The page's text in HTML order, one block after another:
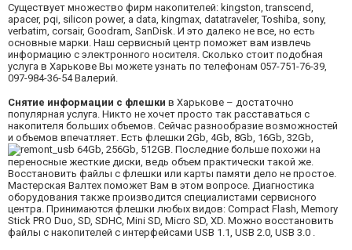
Существует множество фирм накопителей: kingston, transcend,
apacer, pqi, silicon power, a data, kingmax, datatraveler, Toshiba, sony,
verbatim, corsair, Goodram, SanDisk. И это далеко не все, но есть
основные марки. Наш сервисный центр поможет вам извлечь
информацию с электронного носителя. Сколько стоит подобная
услуга в Харькове Вы можете узнать по телефонам 057-751-76-39,
097-984-36-54 Валерий.
Снятие информации с флешки в Харькове – достаточно
популярная услуга. Никто не хочет просто так расставаться с
накопителя больших объемов. Сейчас разнообразие возможностей
и объемов впечатляет. Есть флешки 2Gb, 4Gb, 8Gb, 16Gb, 32Gb,
64Gb, 256Gb, 512GB. Последние больше похожи на
переносные жесткие диски, ведь объем практически такой же.
Восстановить файлы с флешки или карты памяти дело не простое.
Мастерская Валтех поможет Вам в этом вопросе. Диагностика
оборудования также производится специалистами сервисного
центра. Принимаются флешки любых видов: Compact Flash, Memory
Stick PRO Duo, SD, SDHC, Mini SD, Micro SD, XD. Можно восстановить
файлы с накопителей с интерфейсами USB 1.1, USB 2.0, USB 3.0 .